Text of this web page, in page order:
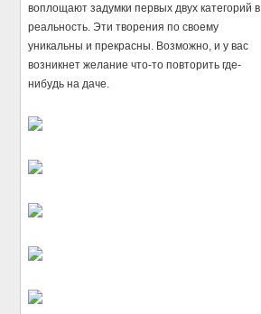
воплощают задумки первых двух категорий в
реальность. Эти творения по своему
уникальны и прекрасны. Возможно, и у вас
возникнет желание что-то повторить где-
нибудь на даче.